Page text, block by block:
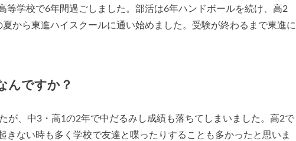
等学校で6年間過ごしました。部活は6年ハンドボールを続け、高2
から東進ハイスクールに通い始めました。受験が終わるまで東進に
んですか？
が、中3・高1の2年で中だるみし成績も落ちてしまいました。高2で
きない時も多く学校で友達と喋ったりすることも多かったと思いま